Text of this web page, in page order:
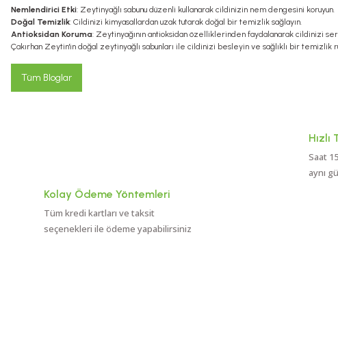
Nemlendirici Etki: Zeytinyağlı sabunu düzenli kullanarak cildinizin nem dengesini koruyun.
Doğal Temizlik: Cildinizi kimyasallardan uzak tutarak doğal bir temizlik sağlayın.
Antioksidan Koruma: Zeytinyağının antioksidan özelliklerinden faydalanarak cildinizi
Çakırhan Zeytin'in doğal zeytinyağlı sabunları ile cildinizi besleyin ve sağlıklı bir temizlik
Tüm Bloglar
Kolay Ödeme Yöntemleri
Tüm kredi kartları ve taksit
seçenekleri ile ödeme yapabilirsiniz
Saat
aynı